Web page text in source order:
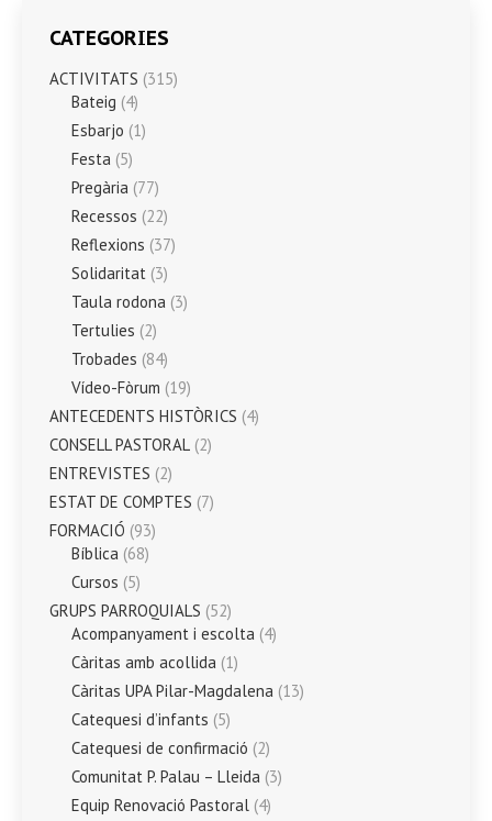
CATEGORIES
ACTIVITATS (315)
Bateig (4)
Esbarjo (1)
Festa (5)
Pregària (77)
Recessos (22)
Reflexions (37)
Solidaritat (3)
Taula rodona (3)
Tertulies (2)
Trobades (84)
Vídeo-Fòrum (19)
ANTECEDENTS HISTÒRICS (4)
CONSELL PASTORAL (2)
ENTREVISTES (2)
ESTAT DE COMPTES (7)
FORMACIÓ (93)
Bíblica (68)
Cursos (5)
GRUPS PARROQUIALS (52)
Acompanyament i escolta (4)
Càritas amb acollida (1)
Càritas UPA Pilar-Magdalena (13)
Catequesi d’infants (5)
Catequesi de confirmació (2)
Comunitat P. Palau – Lleida (3)
Equip Renovació Pastoral (4)